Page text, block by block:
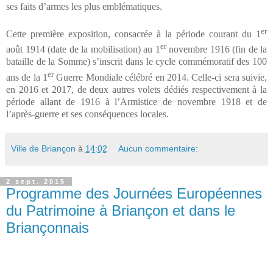
ses faits d’armes les plus emblématiques.
Cette première exposition, consacrée à la période courant du 1 er
août 1914 (date de la mobilisation) au 1 ernovembre 1916 (fin de la
bataille de la Somme) s’inscrit dans le cycle commémoratif des 100
ans de la 1erGuerre Mondiale célébré en 2014. Celle-ci sera suivie,
en 2016 et 2017, de deux autres volets dédiés respectivement à la
période allant de 1916 à l’Armistice de novembre 1918 et de
l’après-guerre et ses conséquences locales.
Ville de Briançon à 14:02 Aucun commentaire:
2 sept. 2015
Programme des Journées Européennes
du Patrimoine à Briançon et dans le
Briançonnais